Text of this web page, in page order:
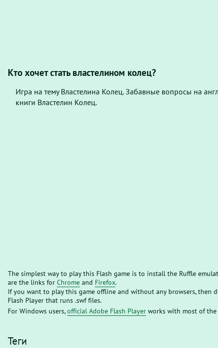
Кто хочет стать властелином колец?
Игра на тему Властелина Колец. Забавные вопросы на
книги Властелин Колец.
The simplest way to play this Flash game is to install the Ruffle
are the links for Chrome and Firefox.
If you want to play this game offline and without any browsers, then
Flash Player that runs .swf files.
For Windows users,official Adobe Flash Player works with most of the
Теги